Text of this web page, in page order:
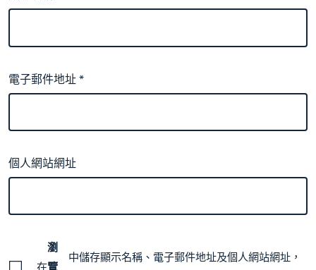
電子郵件地址*
個人網站網址
在
瀏
覽
中儲存顯示名稱、電子郵件地址及個人網站網址，